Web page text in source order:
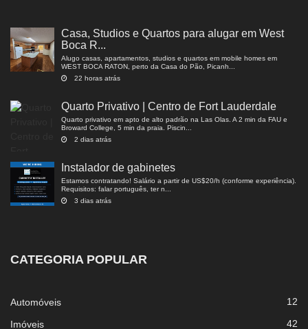
Casa, Studios e Quartos para alugar em West
Boca R...
Alugo casas, apartamentos, studios e quartos em mobile homes em
WEST BOCA RATON, perto da Casa do Pão, Picanh...
22 horas atrás
Quarto Privativo | Centro de Fort Lauderdale
Quarto privativo em apto de alto padrão na Las Olas. A 2 min da FAU e
Broward College, 5 min da praia. Piscin...
2 dias atrás
Instalador de gabinetes
Estamos contratando! Salário a partir de US$20/h (conforme experiência).
Requisitos: falar português, ter n...
3 dias atrás
CATEGORIA POPULAR
Automóveis 12
Imóveis 42